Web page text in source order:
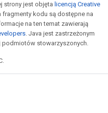
strony jest objęta licencją Creative
fragmenty kodu są dostępne na
na ten temat zawierają
. Java jest zastrzeżonym
podmiotów stowarzyszonych.